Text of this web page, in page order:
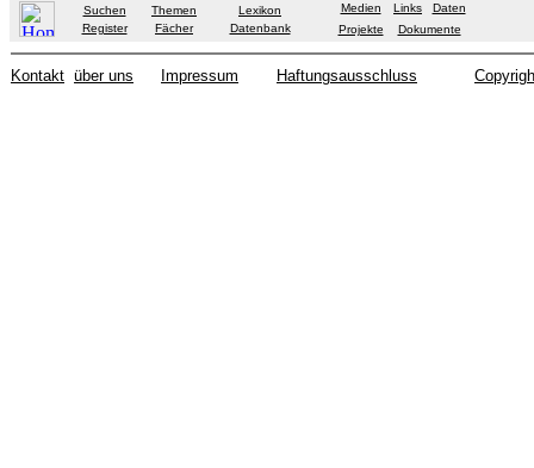
Suchen Themen
Lexikon
Register
Fächer Datenbank
Medien Links
Daten
Projekte
Dokumente
Kontakt über uns Impressum Haftungsausschluss